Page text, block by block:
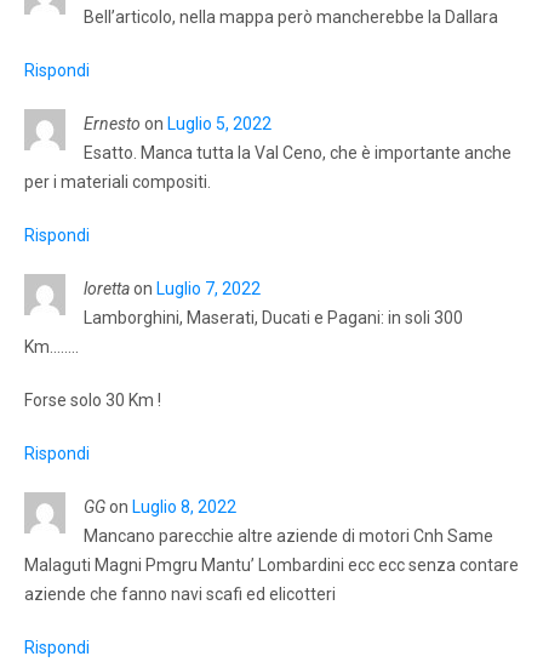
Bell’articolo, nella mappa però mancherebbe la Dallara
Rispondi
Ernesto on Luglio 5, 2022
Esatto. Manca tutta la Val Ceno, che è importante anche
per i materiali compositi.
Rispondi
lorettaon Luglio 7, 2022
Lamborghini, Maserati, Ducati e Pagani: in soli 300
Km……..
Forse solo 30 Km !
Rispondi
GGon Luglio 8, 2022
Mancano parecchie altre aziende di motori Cnh Same
Malaguti Magni Pmgru Mantu’ Lombardini ecc ecc senza contare
aziende che fanno navi scafi ed elicotteri
Rispondi